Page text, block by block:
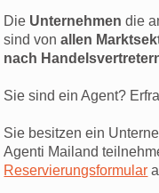
Die Unternehmen die
sind vonallen
nach
Sie sind ein Agent?
Sie besitzen ein
Agenti Mailand
Reservierungsformular